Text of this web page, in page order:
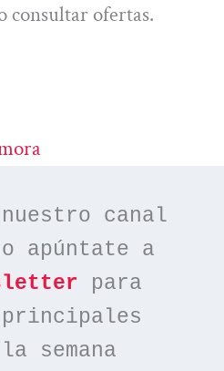
consultar ofertas.
canal
o apúntate a
para
semana